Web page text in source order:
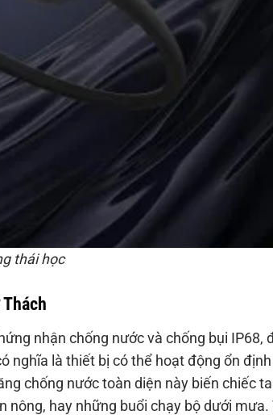
thái học
nhận chống nước và chống bụi IP68,
nghĩa là thiết bị có thể hoạt động ổn
chống nước toàn diện này biến chiếc
nông, hay những buổi chạy bộ dưới mưa.